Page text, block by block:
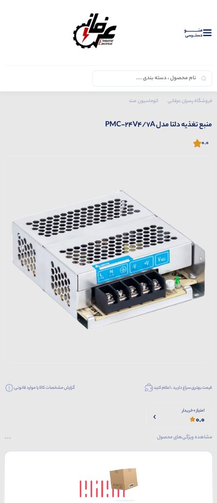
منــــــــــــو
دستــرسی
فروشگاه پسران عرفانی اتوماسیون صنعتی
منبع تغذیه دلتا مدل PMC-24V4/7A
0.0
قیمت بهتری سراغ دارید ، اعلام کنید گزارش مشخصات کالا یا موارد قانونی
امتیاز 0 خریدار
0.0
مشاهده ویژگی‌های محصول